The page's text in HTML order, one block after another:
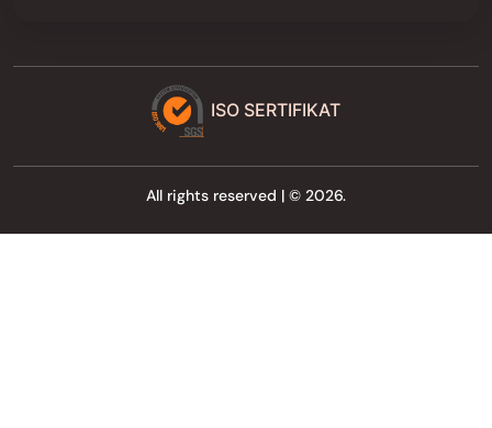
ISO SERTIFIKAT
All rights reserved | © 2026.